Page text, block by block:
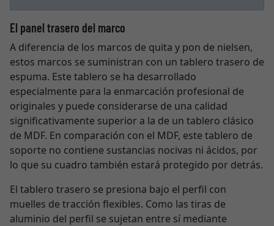
El panel trasero del marco
A diferencia de los marcos de quita y pon de nielsen,
estos marcos se suministran con un tablero trasero de
espuma. Este tablero se ha desarrollado
especialmente para la enmarcación profesional de
originales y puede considerarse de una calidad
significativamente superior a la de un tablero clásico
de MDF. En comparación con el MDF, este tablero de
soporte no contiene sustancias nocivas ni ácidos, por
lo que su cuadro también estará protegido por detrás.
El tablero trasero se presiona bajo el perfil con
muelles de tracción flexibles. Como las tiras de
aluminio del perfil se sujetan entre sí mediante